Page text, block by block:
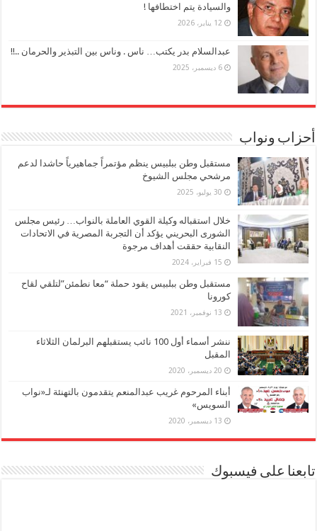
والسيادة يتم اختطافها !
12 يناير، 2026
عبدالسلام بدر يكتب… ناس . وناس بين التبذير والحرمان ..!!
6 ديسمبر، 2025
أحزاب ونواب
مستقبل وطن ببلبيس ينظم مؤتمراً جماهيرياً حاشدا لدعم
مرشحي مجلس الشيوخ
30 يوليو، 2025
خلال استقباله وكيلة القوي العاملة بالنواب… رئيس مجلس
الشورى البحريني يؤكد أن التجربة المصرية في الاتحادات
النقابية حققت أهداف مرجوة
15 فبراير، 2024
مستقبل وطن ببلبيس يقود حملة “معا نطمئن”لتلقي لقاح
كورونا
13 نوفمبر، 2021
ننشر أسماء أول 100 نائب يستقبلهم البرلمان الثلاثاء
المقبل
20 ديسمبر، 2020
أبناء المرحوم غريب عبدالمنعم يتقدمون بالتهنئة لـ«نواب
السويس»
13 ديسمبر، 2020
تابعنا على فيسبوك